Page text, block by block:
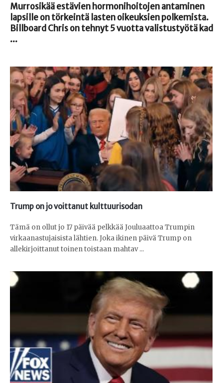
Murrosikää estävien hormonihoitojen antaminen
lapsille on törkeintä lasten oikeuksien polkemista.
Billboard Chris on tehnyt 5 vuotta valistustyötä kad
...
Trump on jo voittanut kulttuurisodan
Tämä on ollut jo 17 päivää pelkkää Jouluaattoa Trumpin
virkaanastujaisista lähtien. Joka ikinen päivä Trump on
allekirjoittanut toinen toistaan mahtav ...